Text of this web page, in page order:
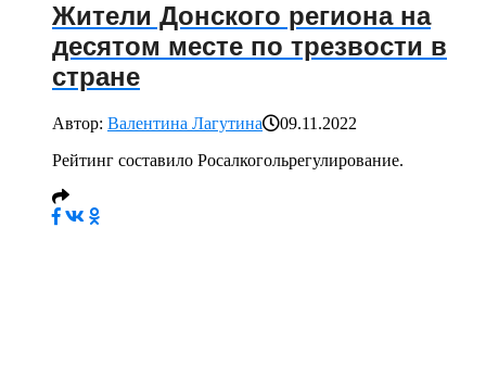
Жители Донского региона на
десятом месте по трезвости в
стране
Автор: Валентина Лагутина
09.11.2022
Рейтинг составило Росалкогольрегулирование.